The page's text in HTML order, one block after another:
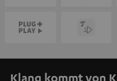
Klang kommt von